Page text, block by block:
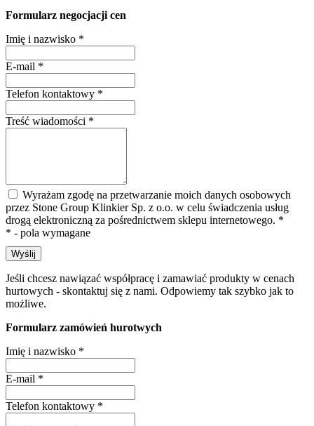
Formularz negocjacji cen
Imię i nazwisko *
E-mail *
Telefon kontaktowy *
Treść wiadomości *
Wyrażam zgodę na przetwarzanie moich danych osobowych
przez Stone Group Klinkier Sp. z o.o. w celu świadczenia usług
drogą elektroniczną za pośrednictwem sklepu internetowego. *
* - pola wymagane
Wyślij
Jeśli chcesz nawiązać współpracę i zamawiać produkty w cenach
hurtowych - skontaktuj się z nami. Odpowiemy tak szybko jak to
możliwe.
Formularz zamówień hurotwych
Imię i nazwisko *
E-mail *
Telefon kontaktowy *